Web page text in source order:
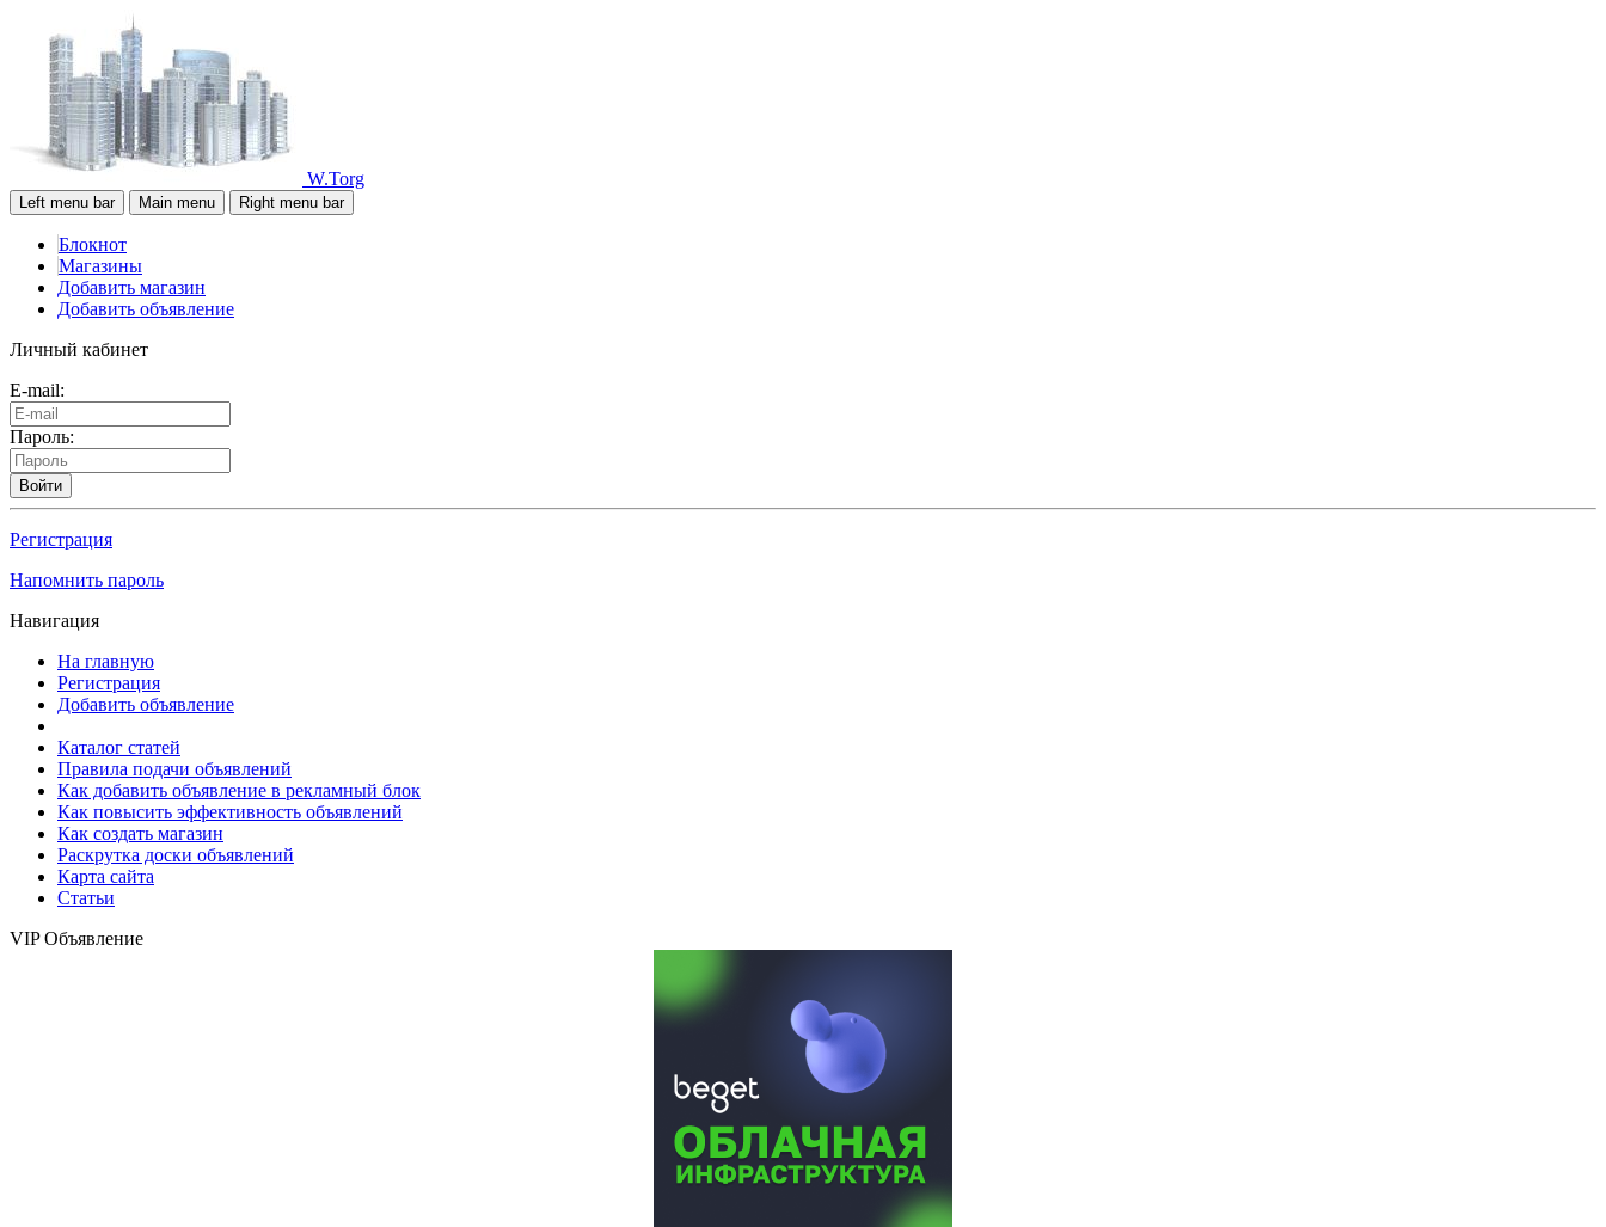
W.Torg
Left menu bar Main menu Right menu bar
Блокнот
Магазины
Добавить магазин
Добавить объявление
Личный кабинет
E-mail:
Пароль:
Войти
Регистрация
Напомнить пароль
Навигация
На главную
Регистрация
Добавить объявление
Каталог статей
Правила подачи объявлений
Как добавить объявление в рекламный блок
Как повысить эффективность объявлений
Как создать магазин
Раскрутка доски объявлений
Карта сайта
Статьи
VIP Объявление